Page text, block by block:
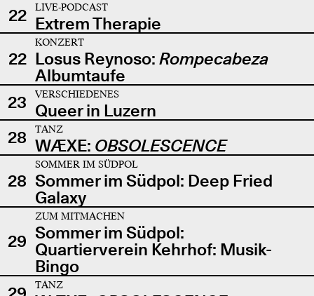
22
LIVE-PODCAST
Extrem Therapie
22
KONZERT
Losus Reynoso: Rompecabeza
Albumtaufe
23
VERSCHIEDENES
Queer in Luzern
28
TANZ
WÆXE: OBSOLESCENCE
28
SOMMER IM SÜDPOL
Sommer im Südpol: Deep Fried
Galaxy
29
ZUM MITMACHEN
Sommer im Südpol:
Quartierverein Kehrhof: Musik-
Bingo
TANZ